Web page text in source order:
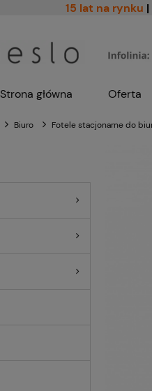
15 lat na rynku |
Strona główna Oferta
Biuro Fotele stacjonarne do